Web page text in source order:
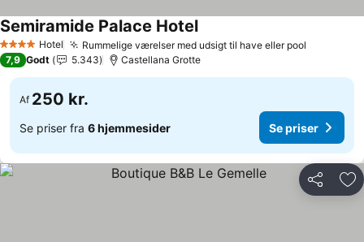
4 StjernerHotel Rummelige værelser med udsigt til have eller pool
Semiramide Palace HotelSe priser
7,9 Godt 5.343 Castellana Grotte
Af 250 kr.
Se priser fra 6 hjemmesider Se priser
Del